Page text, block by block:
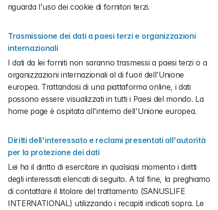
riguarda l'uso dei cookie di fornitori terzi.
Trasmissione dei dati a paesi terzi e organizzazioni
internazionali
I dati da lei forniti non saranno trasmessi a paesi terzi o a
organizzazioni internazionali al di fuori dell'Unione
europea. Trattandosi di una piattaforma online, i dati
possono essere visualizzati in tutti i Paesi del mondo. La
home page è ospitata all'interno dell'Unione europea.
Diritti dell'interessato e reclami presentati all'autorità
per la protezione dei dati
Lei ha il diritto di esercitare in qualsiasi momento i diritti
degli interessati elencati di seguito. A tal fine, la preghiamo
di contattare il titolare del trattamento (SANUSLIFE
INTERNATIONAL) utilizzando i recapiti indicati sopra. Le